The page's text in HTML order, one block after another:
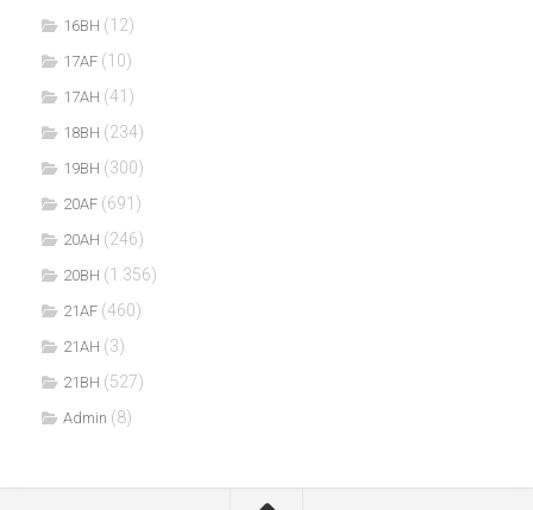
16BH (12)
17AF (10)
17AH (41)
18BH (234)
19BH (300)
20AF (691)
20AH (246)
20BH (1.356)
21AF (460)
21AH (3)
21BH (527)
Admin (8)